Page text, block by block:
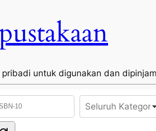
untuk digunakan dan